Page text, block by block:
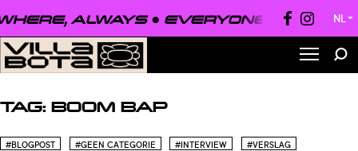
ALWAYS ● EVERYONE, NL ▼
TAG: BOOM BAP
#BLOGPOST #GEEN CATEGORIE #INTERVIEW #VERSLAG